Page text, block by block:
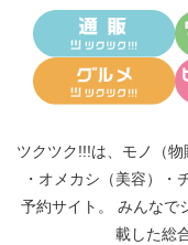
ツクツク!!!は、 モノ（物
・ オメカシ（美容） ・
予約サイト。
みんなで
載した総